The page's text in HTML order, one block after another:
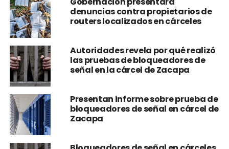
denuncias contra propietarios de
routers localizados en cárceles
Autoridades revela por qué realizó
las pruebas de bloqueadores de
señal en la cárcel de Zacapa
Presentan informe sobre prueba de
bloqueadores de señal en cárcel de
Zacapa